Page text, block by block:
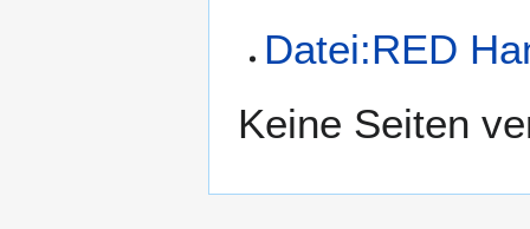
Datei:RED
Keine Seiten